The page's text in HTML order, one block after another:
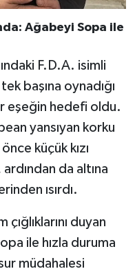
Ağabeyi Sopa ile
F.D.A. isimli
başına oynadığı
eşeğin hedefi oldu.
yansıyan korku
küçük kızı
da altına
ısırdı.
çığlıklarını duyan
ile hızla duruma
müdahalesi